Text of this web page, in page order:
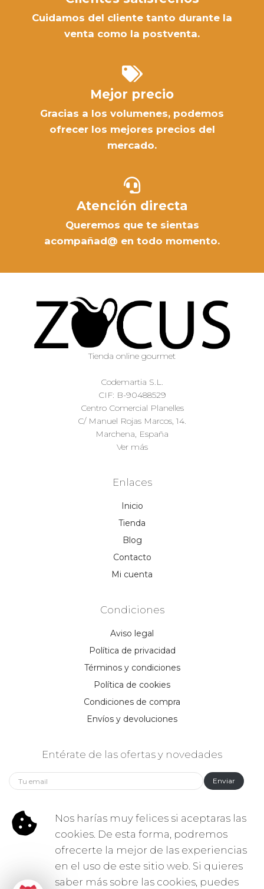
Cuidamos del cliente tanto durante la
venta como la postventa.
Mejor precio
Gracias a los volumenes, podemos
ofrecer los mejores precios del
mercado.
Atención directa
Queremos que te sientas
acompañad@ en todo momento.
Tienda online gourmet
Codemartia S.L.
CIF: B-90488529
Centro Comercial Planelles
C/ Manuel Rojas Marcos, 14.
Marchena, España
Ver más
Enlaces
Inicio
Tienda
Blog
Contacto
Mi cuenta
Condiciones
Aviso legal
Política de privacidad
Términos y condiciones
Política de cookies
Condiciones de compra
Envíos y devoluciones
Entérate de las ofertas y novedades
Enviar
Síguenos:
Nos harías muy felices si aceptaras las
cookies. De esta forma, podremos
ofrecerte la mejor de las experiencias
en el uso de este sitio web. Si quieres
saber más sobre las cookies, puedes